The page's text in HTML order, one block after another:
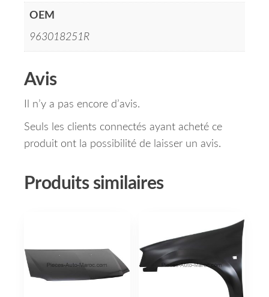
OEM
963018251R
Avis
Il n’y a pas encore d’avis.
Seuls les clients connectés ayant acheté ce
produit ont la possibilité de laisser un avis.
Produits similaires